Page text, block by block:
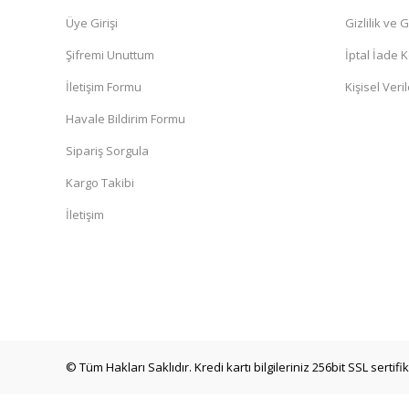
Üye Girişi
Şifremi Unuttum
İletişim Formu
Havale Bildirim Formu
Sipariş Sorgula
Kargo Takibi
İletişim
Gizlilik ve
İptal İade
Kişisel
© Tüm Hakları Saklıdır. Kredi kartı bilgileriniz 256bit SSL